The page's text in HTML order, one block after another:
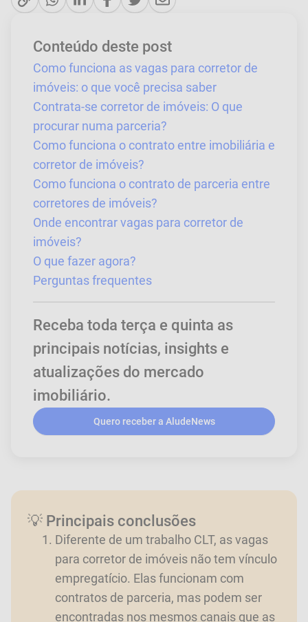
Conteúdo deste post
Como funciona as vagas para corretor de
imóveis: o que você precisa saber
Contrata-se corretor de imóveis: O que
procurar numa parceria?
Como funciona o contrato entre imobiliária e
corretor de imóveis?
Como funciona o contrato de parceria entre
corretores de imóveis?
Onde encontrar vagas para corretor de
imóveis?
O que fazer agora?
Perguntas frequentes
Receba toda terça e quinta as
principais notícias, insights e
atualizações do mercado
imobiliário.
Quero receber a AludeNews
💡 Principais conclusões
Diferente de um trabalho CLT, as vagas
para corretor de imóveis não tem vínculo
empregatício. Elas funcionam com
contratos de parceria, mas podem ser
encontradas nos mesmos canais que as